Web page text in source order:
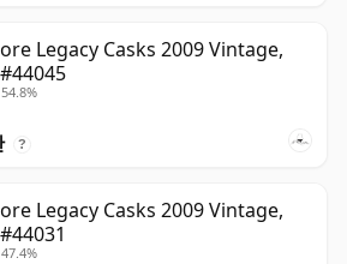
Legacy Casks 2009 Vintage,
?
Legacy Casks 2009 Vintage,